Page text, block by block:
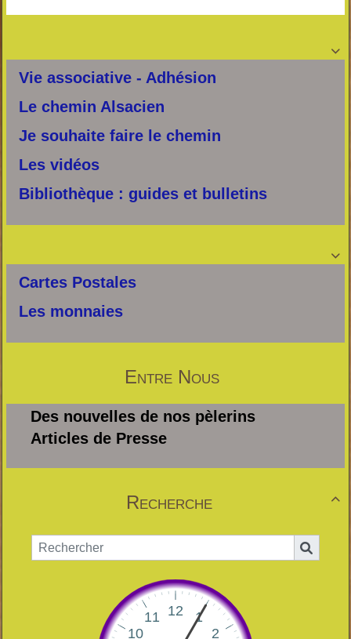

Vie associative - Adhésion
Le chemin Alsacien
Je souhaite faire le chemin
Les vidéos
Bibliothèque : guides et bulletins

Cartes Postales
Les monnaies
Entre Nous
Des nouvelles de nos pèlerins
Articles de Presse

Recherche